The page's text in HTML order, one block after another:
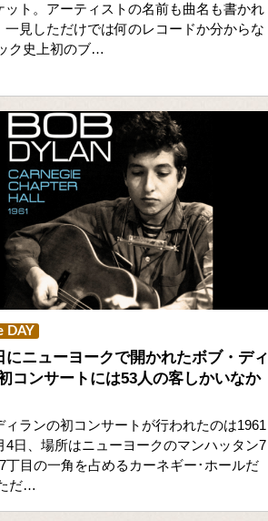
ット。アーティストの名前も曲名も書かれ
一見しただけでは何のレコードか分からな
ク史上初のブ…
DAY
にニューヨークで開かれたボブ・ディ
コンサートには53人の客しかいなか
ィランの初コンサートが行われたのは1961
4日、場所はニューヨークのマンハッタン7
丁目の一角を占めるカーネギー･ホールだ
だ…